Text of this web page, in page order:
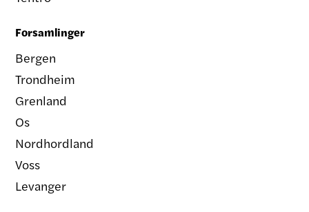
Forsamlinger
Bergen
Trondheim
Grenland
Os
Nordhordland
Voss
Levanger